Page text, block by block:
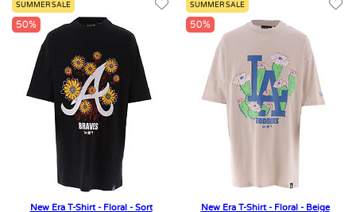
SUMMER SALE
50%
New Era T-Shirt - Floral - Sort
SUMMER SALE
50%
New Era T-Shirt - Floral - Beige